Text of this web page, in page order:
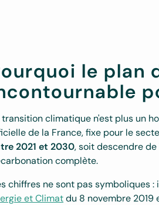
le plan
transition climatique n'est plus un
de la France, fixe pour le
2021 et 2030, soit descendre
complète.
chiffres ne sont pas symboliques
et Climatdu 8 novembre 2019